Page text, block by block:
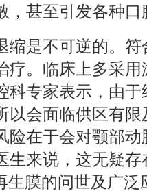
，甚至引发各种口
是不可逆的。符
疗。临床上多采
科专家表示，由
以会面临供区有
险在于会对颚部
生来说，这无疑
生膜的问世及广